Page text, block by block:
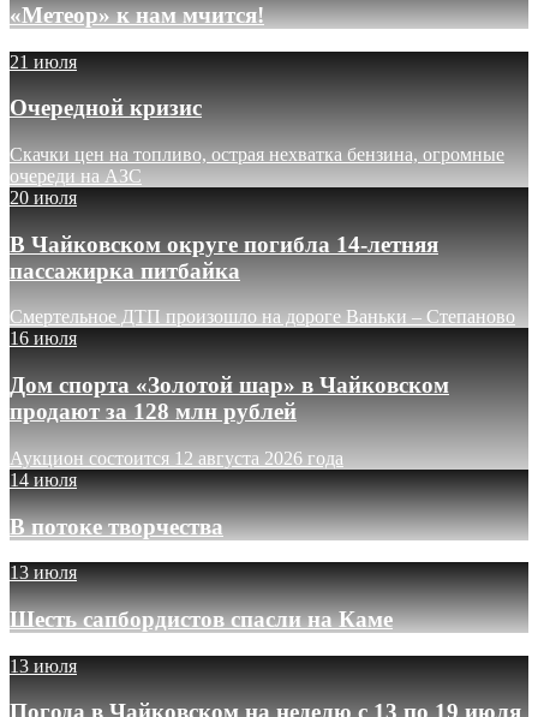
«Метеор» к нам мчится!
21 июля
Очередной кризис
Скачки цен на топливо, острая нехватка бензина, огромные
очереди на АЗС
20 июля
В Чайковском округе погибла 14-летняя
пассажирка питбайка
Смертельное ДТП произошло на дороге Ваньки – Степаново
16 июля
Дом спорта «Золотой шар» в Чайковском
продают за 128 млн рублей
Аукцион состоится 12 августа 2026 года
14 июля
В потоке творчества
13 июля
Шесть сапбордистов спасли на Каме
13 июля